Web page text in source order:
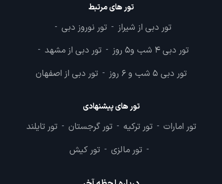
تور های مرتبط
تور دبی از شیراز - تور نوروز دبی -
تور دبی 4 شب و5 روز - تور دبی از مشهد -
تور دبی 5 شب و 6 روز - تور دبی از اصفهان
تور های پیشنهادی
تور امارات - تور ترکیه - تور گرجستان - تور تایلند
- تور مالزی - تور کیش